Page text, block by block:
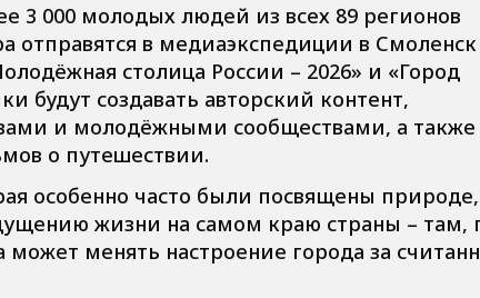
3 000 молодых людей из всех 89 регионов
отправятся в медиаэкспедиции в
столица России – 2026» и «Город
будут создавать авторский контент,
и молодёжными сообществами, а также
о путешествии.
особенно часто были посвящены природе,
жизни на самом краю страны – там,
может менять настроение города за